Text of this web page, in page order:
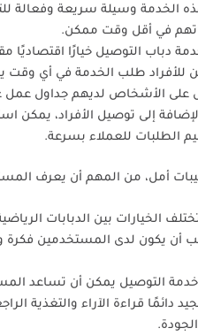
الخدمة وسيلة سريعة وفعالة
في أقل وقت ممكن.
دباب التوصيل خيارًا اقتصاديًا
للأفراد طلب الخدمة في أي وقت
الأشخاص لديهم جداول عمل
إلى توصيل الأفراد، يمكن
الطلبات للعملاء بسرعة.
أمل، من المهم أن يعرف
الخيارات بين الدبابات
أن يكون لدى المستخدمين فكرة
خدمة التوصيل يمكن أن تساعد
دائمًا قراءة الآراء